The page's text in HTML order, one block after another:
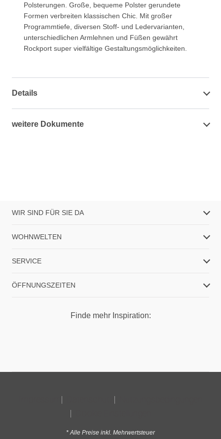
Polsterungen. Große, bequeme Polster gerundete
Formen verbreiten klassischen Chic. Mit großer
Programmtiefe, diversen Stoff- und Ledervarianten,
unterschiedlichen Armlehnen und Füßen gewährt
Rockport super vielfältige Gestaltungsmöglichkeiten.
Details
weitere Dokumente
WIR SIND FÜR SIE DA
WOHNWELTEN
SERVICE
ÖFFNUNGSZEITEN
Finde mehr Inspiration:
* Alle Preise inkl. Mehrwertsteuer